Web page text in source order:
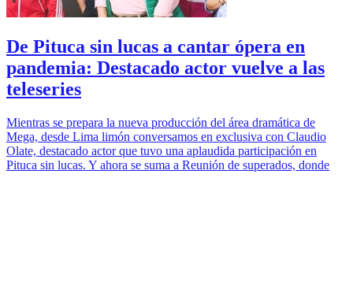
De Pituca sin lucas a cantar ópera en
pandemia: Destacado actor vuelve a las
teleseries
Mientras se prepara la nueva producción del área dramática de
Mega, desde Lima limón conversamos en exclusiva con Claudio
Olate, destacado actor que tuvo una aplaudida participación en
Pituca sin lucas. Y ahora se suma a Reunión de superados, donde